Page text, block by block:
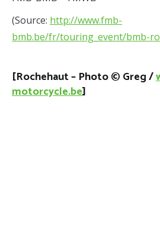
(Source: http://www.fmb-
bmb.be/fr/touring_event/bmb-
[Rochehaut – Photo © Greg /
motorcycle.be]